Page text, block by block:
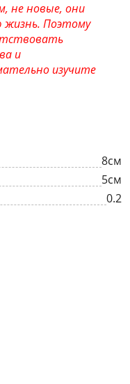
не новые, они
Поэтому
и
изучите
8см
5см
0.2